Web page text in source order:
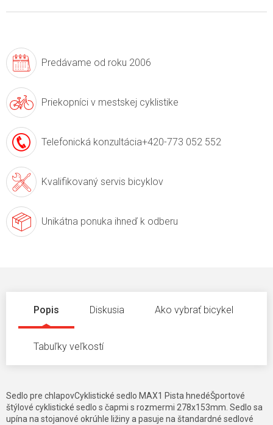
Predávame od roku 2006
Priekopníci v mestskej cyklistike
Telefonická konzultácia+420-773 052 552
Kvalifikovaný servis bicyklov
Unikátna ponuka ihneď k odberu
Popis Diskusia Ako vybrať bicykel
Tabuľky veľkostí
Sedlo pre chlapovCyklistické sedlo MAX1 Pista hnedéŠportové
štýlové cyklistické sedlo s čapmi s rozmermi 278x153mm. Sedlo sa
upína na stojanové okrúhle ližiny a pasuje na štandardné sedlové